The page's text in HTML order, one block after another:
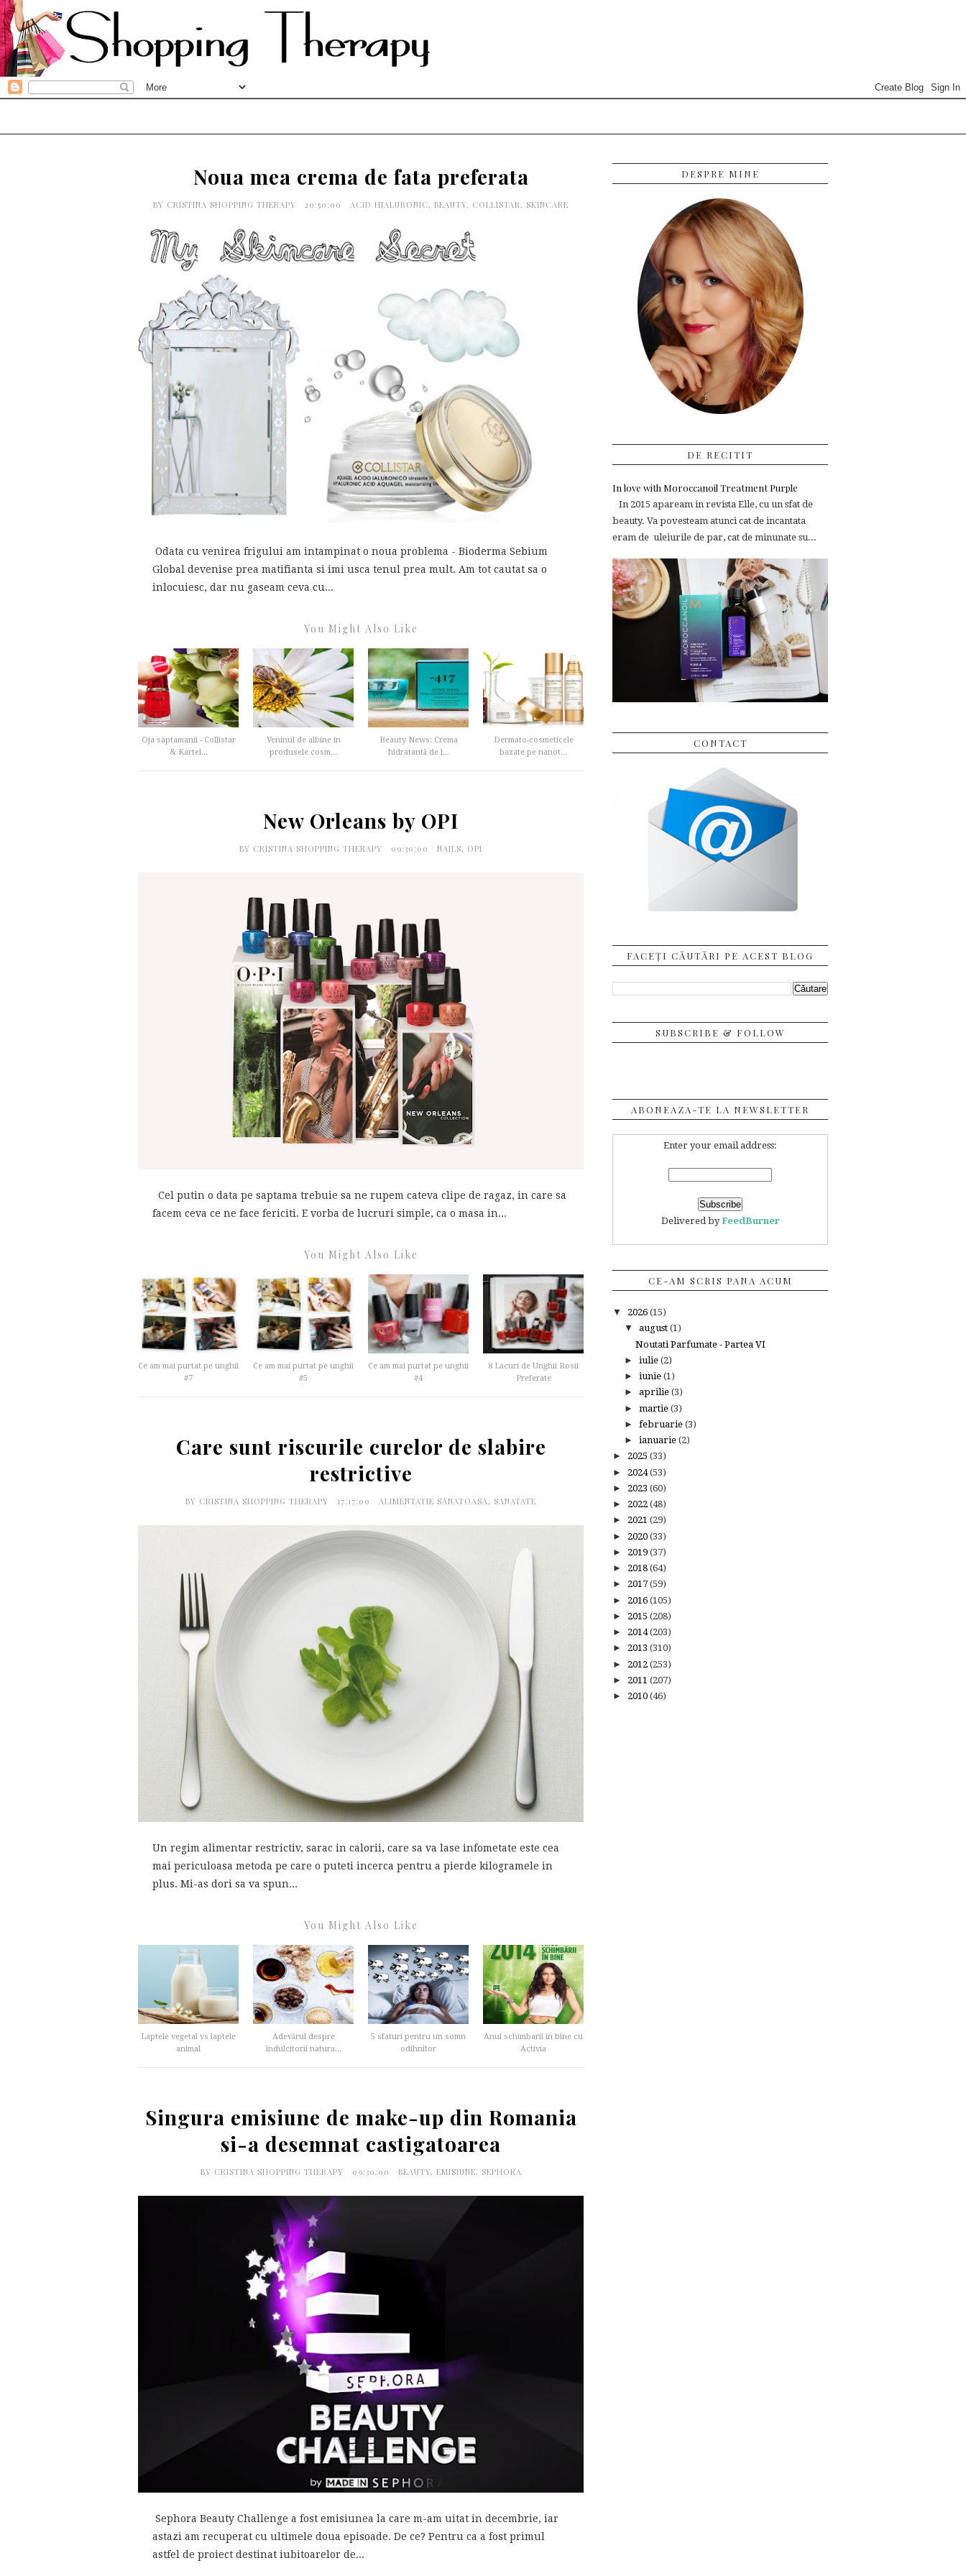
Noua mea crema de fata preferata
BY CRISTINA SHOPPING THERAPY 20:50:00 ACID HIALURONIC, BEAUTY, COLLISTAR, SKINCARE
Odata cu venirea frigului am intampinat o noua problema - Bioderma Sebium
Global devenise prea matifianta si imi usca tenul prea mult. Am tot cautat sa o
inlocuiesc, dar nu gaseam ceva cu...
You Might Also Like
Oja saptamanii - Collistar
& Kartel...
Veninul de albine in
produsele cosm...
Beauty News: Crema
hidratantă de l...
Dermato-cosmeticele
bazate pe nanot...
New Orleans by OPI
BY CRISTINA SHOPPING THERAPY 09:30:00 NAILS, OPI
Cel putin o data pe saptama trebuie sa ne rupem cateva clipe de ragaz, in care sa
facem ceva ce ne face fericiti. E vorba de lucruri simple, ca o masa in...
You Might Also Like
Ce am mai purtat pe unghii
#7
Ce am mai purtat pe unghii
#5
Ce am mai purtat pe unghii
#4
8 Lacuri de Unghii Rosii
Preferate
Care sunt riscurile curelor de slabire
restrictive
BY CRISTINA SHOPPING THERAPY 17:17:00 ALIMENTATIE SANATOASA, SANATATE
Un regim alimentar restrictiv, sarac in calorii, care sa va lase infometate este cea
mai periculoasa metoda pe care o puteti incerca pentru a pierde kilogramele in
plus. Mi-as dori sa va spun...
You Might Also Like
Laptele vegetal vs laptele
animal
Adevărul despre
îndulcitorii natura...
5 sfaturi pentru un somn
odihnitor
Anul schimbarii in bine cu
Activia
Singura emisiune de make-up din Romania
si-a desemnat castigatoarea
BY CRISTINA SHOPPING THERAPY 09:30:00 BEAUTY, EMISIUNE, SEPHORA
Sephora Beauty Challenge a fost emisiunea la care m-am uitat in decembrie, iar
astazi am recuperat cu ultimele doua episoade. De ce? Pentru ca a fost primul
astfel de proiect destinat iubitoarelor de...
DESPRE MINE
DE RECITIT
In love with Moroccanoil Treatment Purple
In 2015 apaream in revista Elle, cu un sfat de
beauty. Va povesteam atunci cat de incantata
eram de uleiurile de par, cat de minunate su...
CONTACT
FACEȚI CĂUTĂRI PE ACEST BLOG
SUBSCRIBE & FOLLOW
ABONEAZA-TE LA NEWSLETTER
Enter your email address:
Delivered byFeedBurner
CE-AM SCRIS PANA ACUM
▼ 2026 (15)
▼ august (1)
Noutati Parfumate - Partea VI
► iulie (2)
► iunie (1)
► aprilie (3)
► martie (3)
► februarie (3)
► ianuarie (2)
► 2025 (33)
► 2024(53)
► 2023 (60)
► 2022 (48)
► 2021 (29)
► 2020 (33)
► 2019 (37)
► 2018 (64)
► 2017 (59)
► 2016 (105)
► 2015 (208)
► 2014(203)
► 2013 (310)
► 2012 (253)
► 2011 (207)
► 2010 (46)